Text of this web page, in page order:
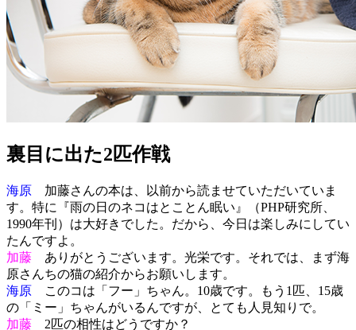
裏目に出た2匹作戦
海原 加藤さんの本は、以前から読ませていただいていま
す。特に『雨の日のネコはとことん眠い』（PHP研究所、
1990年刊）は大好きでした。だから、今日は楽しみにしてい
たんですよ。
加藤 ありがとうございます。光栄です。それでは、まず海
原さんちの猫の紹介からお願いします。
海原 このコは「フー」ちゃん。10歳です。もう1匹、15歳
の「ミー」ちゃんがいるんですが、とても人見知りで。
加藤 2匹の相性はどうですか？